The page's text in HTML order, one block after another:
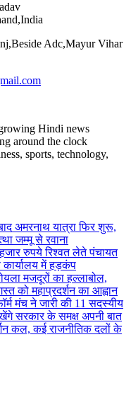
Adc,Mayur Vihar
Hindi news
around the clock
sports, technology,
अमरनाथ यात्रा फिर शुरू,
जम्मू से रवाना
रुपये रिश्वत लेते पंचायत
कार्यालय में हड़कंप
मजदूरों का हल्लाबोल,
को महाप्रदर्शन का आह्वान
मंच ने जारी की 11 सदस्यीय
सरकार के समक्ष अपनी बात
कल, कई राजनीतिक दलों के